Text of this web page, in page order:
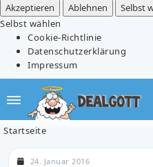
Akzeptieren
Ablehnen Selbst
Selbst wählen
Cookie-Richtlinie
Datenschutzerklärung
Impressum
Startseite
24. Januar 2016